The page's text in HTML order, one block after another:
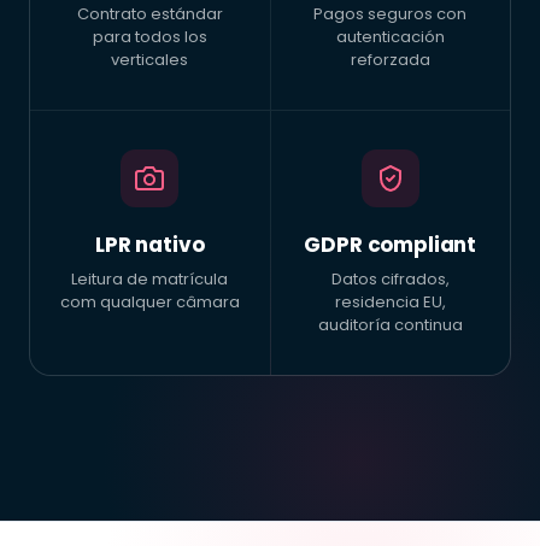
Contrato estándar
para todos los
verticales
Pagos seguros con
autenticación
reforzada
LPR nativo
Leitura de matrícula
com qualquer câmara
GDPR compliant
Datos cifrados,
residencia EU,
auditoría continua